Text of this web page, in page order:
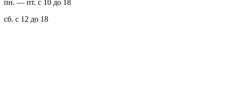
пн. — пт. с 10 до 18
сб. с 12 до 18